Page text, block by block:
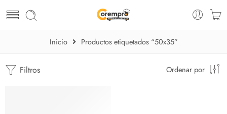
Inicio Productos etiquetados “50x35”
Filtros Ordenar por